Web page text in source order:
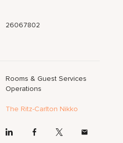
26067802
Rooms & Guest Services
Operations
The Ritz-Carlton Nikko